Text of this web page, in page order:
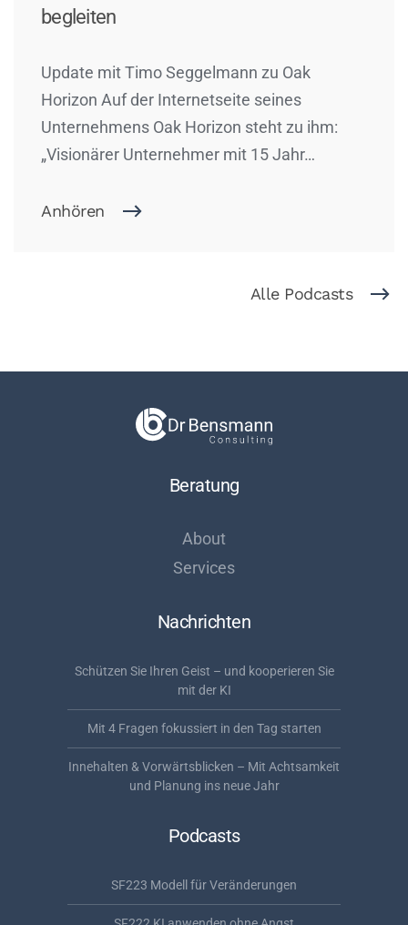
begleiten
Update mit Timo Seggelmann zu Oak
Horizon Auf der Internetseite seines
Unternehmens Oak Horizon steht zu ihm:
„Visionärer Unternehmer mit 15 Jahr…
Anhören
Alle Podcasts
Beratung
About
Services
Nachrichten
Schützen Sie Ihren Geist – und kooperieren Sie
mit der KI
Mit 4 Fragen fokussiert in den Tag starten
Innehalten & Vorwärtsblicken – Mit Achtsamkeit
und Planung ins neue Jahr
Podcasts
SF223 Modell für Veränderungen